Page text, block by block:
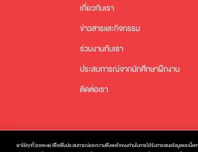
เกี่ยวกับเรา
ข่าวสารและกิจกรรม
ร่วมงานกับเรา
ประสบการณ์จากนักศึกษาฝึกงาน
ติดต่อเรา
นโยบายความเป็นส่วนตัว นโยบาย
เราใช้คุกกี้ (cookie) เพื่อเพิ่มประสบการณ์และความพึงพอใจของท่านในการได้รับการเสนอข้อมูลและเนื้อห